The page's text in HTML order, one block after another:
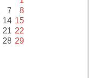
7 8
14 15
21 22
28 29